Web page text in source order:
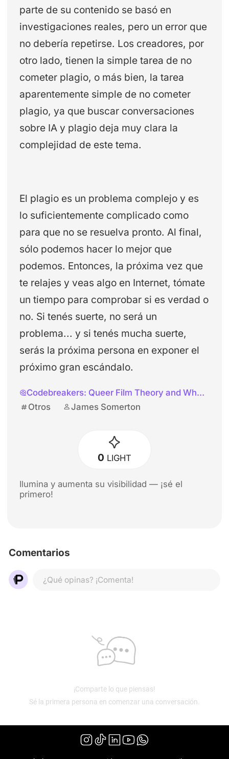
parte de su contenido se basó en
investigaciones reales, pero un error que
no debería repetirse. Los creadores, por
otro lado, tienen la simple tarea de no
cometer plagio, o más bien, la tarea
aparentemente simple de no cometer
plagio, ya que buscar conversaciones
sobre IA y plagio deja muy clara la
complejidad de este tema.
El plagio es un problema complejo y es
lo suficientemente complicado como
para que no se resuelva pronto. Al final,
sólo podemos hacer lo mejor que
podemos. Entonces, la próxima vez que
te relajes y veas algo en Internet, tómate
un tiempo para comprobar si es verdad o
no. Si tenés suerte, no será un
problema... y si tenés mucha suerte,
serás la próxima persona en exponer el
próximo gran escándalo.
Codebreakers: Queer Film Theory and Why It Matters
Otros
James Somerton
0 LIGHT
Ilumina y aumenta su visibilidad — ¡sé el
primero!
Comentarios
¿Qué opinas? ¡Comenta!
¡Comparte lo que piensas!
Sé la primera persona en comenzar una conversación.